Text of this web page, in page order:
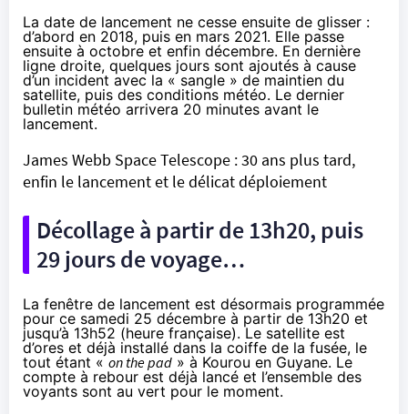
La date de lancement ne cesse ensuite de glisser :
d’abord en 2018, puis en mars 2021. Elle passe
ensuite à octobre et enfin décembre. En dernière
ligne droite, quelques jours sont ajoutés à cause
d’un incident avec la « sangle » de maintien du
satellite, puis des conditions météo. Le dernier
bulletin météo arrivera 20 minutes avant le
lancement.
James Webb Space Telescope : 30 ans plus tard,
enfin le lancement et le délicat déploiement
Décollage à partir de 13h20, puis
29 jours de voyage…
La fenêtre de lancement est désormais programmée
pour ce samedi 25 décembre à partir de 13h20 et
jusqu’à 13h52 (heure française). Le satellite est
d’ores et déjà installé dans la coiffe de la fusée, le
tout étant « on the pad » à Kourou en Guyane. Le
compte à rebour est déjà lancé et l’ensemble des
voyants sont au vert pour le moment.